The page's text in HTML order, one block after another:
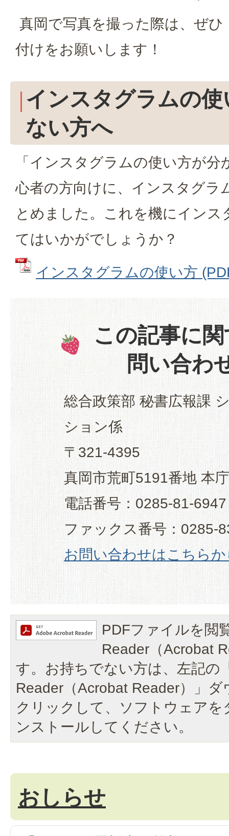
真岡で写真を撮った際は、ぜ
付けをお願いします！
インスタグラムの
ない方へ
「インスタグラムの使い方が
心者の方向けに、インスタグラ
とめました。これを機にインス
てはいかがでしょうか？
インスタグラムの使い方
この記事に
問い合わ
総合政策部 秘書広報課
ション係
〒321-4395
真岡市荒町5191番地 本
電話番号：0285-81-6947
ファックス番号：0285-
お問い合わせはこちら
PDFファイルを閲
Reader（Acrobat
す。お持ちでない方は、左記の
Reader（Acrobat Reader）」
クリックして、ソフトウェア
ンストールしてください。
おしらせ